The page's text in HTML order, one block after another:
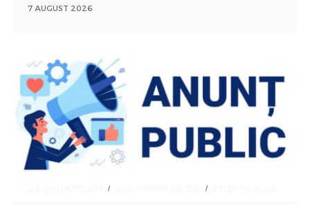
7 AUGUST 2026
ADMINISTRATIV ANUNTURI BUZAU